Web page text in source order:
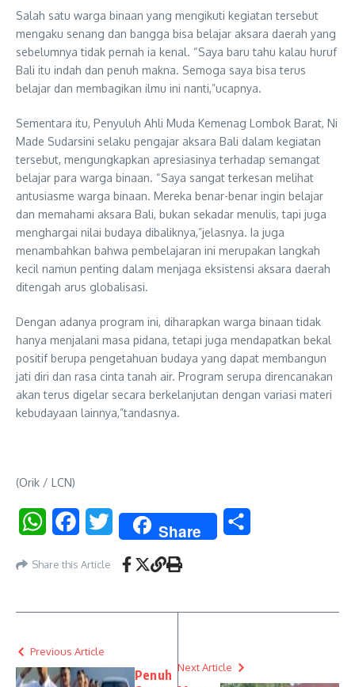
Salah satu warga binaan yang mengikuti kegiatan tersebut
mengaku senang dan bangga bisa belajar aksara daerah yang
sebelumnya tidak pernah ia kenal. “Saya baru tahu kalau huruf
Bali itu indah dan penuh makna. Semoga saya bisa terus
belajar dan membagikan ilmu ini nanti,”ucapnya.
Sementara itu, Penyuluh Ahli Muda Kemenag Lombok Barat, Ni
Made Sudarsini selaku pengajar aksara Bali dalam kegiatan
tersebut, mengungkapkan apresiasinya terhadap semangat
belajar para warga binaan. “Saya sangat terkesan melihat
antusiasme warga binaan. Mereka benar-benar ingin belajar
dan memahami aksara Bali, bukan sekadar menulis, tapi juga
menghargai nilai budaya dibaliknya,”jelasnya. Ia juga
menambahkan bahwa pembelajaran ini merupakan langkah
kecil namun penting dalam menjaga eksistensi aksara daerah
ditengah arus globalisasi.
Dengan adanya program ini, diharapkan warga binaan tidak
hanya menjalani masa pidana, tetapi juga mendapatkan bekal
positif berupa pengetahuan budaya yang dapat membangun
jati diri dan rasa cinta tanah air. Program serupa direncanakan
akan terus digelar secara berkelanjutan dengan variasi materi
kebudayaan lainnya,”tandasnya.
(Orik / LCN)
WhatsAppFacebookTwitter Share
Share this Article
Previous Article
Penuh Next Article